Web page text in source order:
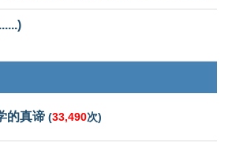
的真谛 (33,490次)